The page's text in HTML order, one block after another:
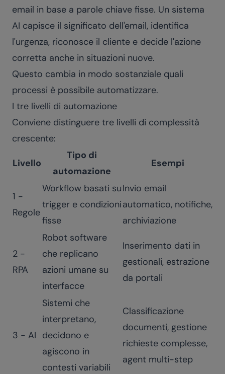
email in base a parole chiave fisse. Un sistema
AI capisce il significato dell'email, identifica
l'urgenza, riconosce il cliente e decide l'azione
corretta anche in situazioni nuove.
Questo cambia in modo sostanziale quali
processi è possibile automatizzare.
I tre livelli di automazione
Conviene distinguere tre livelli di complessità
crescente:
Livello
Tipo di
automazione
Esempi
1 -
Regole
Workflow basati su
trigger e condizioni
fisse
Invio email
automatico, notifiche,
archiviazione
2 -
RPA
Robot software
che replicano
azioni umane su
interfacce
Inserimento dati in
gestionali, estrazione
da portali
3 - AI
Sistemi che
interpretano,
decidono e
agiscono in
contesti variabili
Classificazione
documenti, gestione
richieste complesse,
agent multi-step